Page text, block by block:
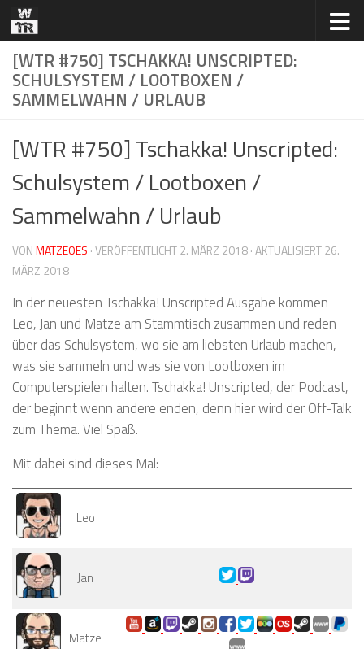
Zum Inhalt springen
[WTR #750] TSCHAKKA! UNSCRIPTED:
SCHULSYSTEM / LOOTBOXEN /
SAMMELWAHN / URLAUB
[WTR #750] Tschakka! Unscripted:
Schulsystem / Lootboxen /
Sammelwahn / Urlaub
VONMATZEOES · VERÖFFENTLICHT2. MÄRZ 2018· AKTUALISIERT26.
MÄRZ 2018
In der neuesten Tschakka! Unscripted Ausgabe kommen
Leo, Jan und Matze am Stammtisch zusammen und reden
über das Schulsystem, wo sie am liebsten Urlaub machen,
was sie sammeln und was sie von Lootboxen im
Computerspielen halten. Tschakka! Unscripted, der Podcast,
der beginnt wenn andere enden, denn hier wird der Off-Talk
zum Thema. Viel Spaß.
Mit dabei sind dieses Mal:
Leo
Jan
Matze